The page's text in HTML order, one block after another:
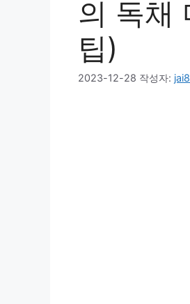
의 독채
팁)
2023-12-28 작성자: